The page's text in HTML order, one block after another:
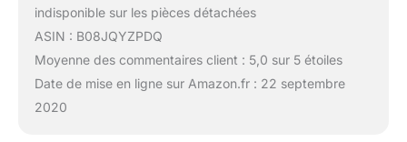
indisponible sur les pièces détachées
ASIN : B08JQYZPDQ
Moyenne des commentaires client : 5,0 sur 5 étoiles
Date de mise en ligne sur Amazon.fr : 22 septembre
2020